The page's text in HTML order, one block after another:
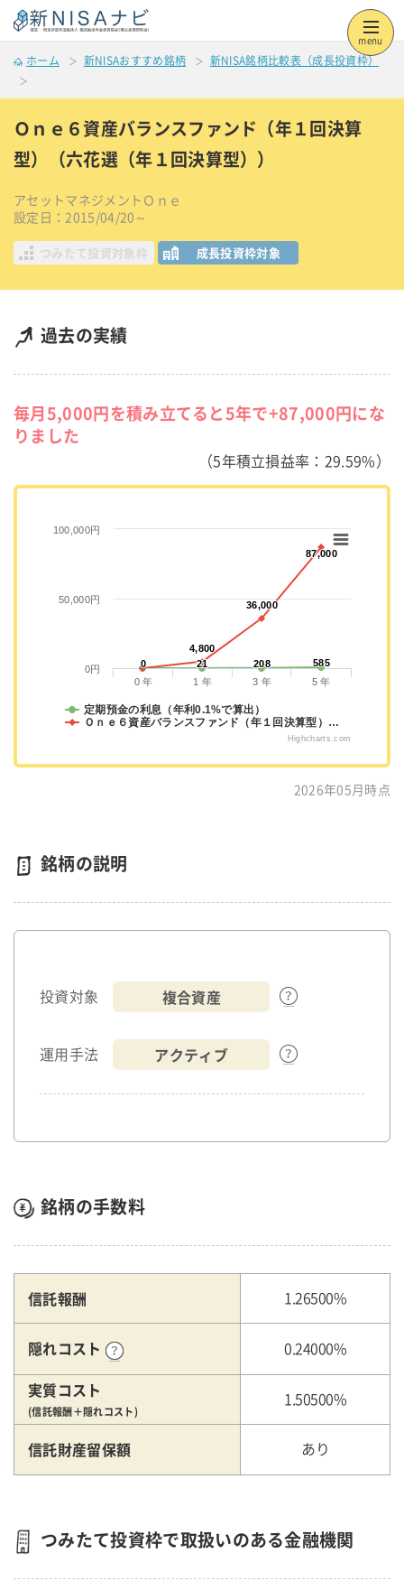
menu
ホーム 新NISAおすすめ銘柄 新NISA銘柄比較表（成長投資枠）
Ｏｎｅ６資産バランスファンド（年１回決算
型）（六花選（年１回決算型））
アセットマネジメントＯｎｅ
設定日：2015/04/20～
つみたて投資対象枠 成長投資枠対象
過去の実績
毎月5,000円を積み立てると5年で+87,000円にな
りました
（5年積立損益率：29.59%）
0
0 21
21 208
208 585
585
4,800
4,800
36,000
36,000
87,000
87,000
定期預金の利息（年利0.1%で算出）
Ｏｎｅ６資産バランスファンド（年１回決算型）…
0 年 1 年 3 年 5 年
0円
50,000円
100,000円
Highcharts.com
2026年05月時点
銘柄の説明
投資対象 複合資産
運用手法 アクティブ
銘柄の手数料
信託報酬 1.26500%
隠れコスト 0.24000%
実質コスト
(信託報酬＋隠れコスト)
1.50500%
信託財産留保額 あり
つみたて投資枠で取扱いのある金融機関